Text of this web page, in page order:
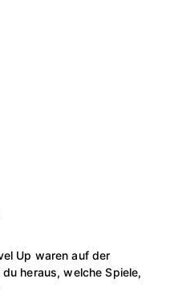
Up waren auf der
heraus, welche Spiele,